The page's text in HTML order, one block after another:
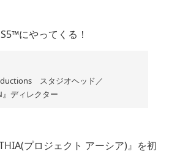
スタジオヘッド／
』ディレクター
プロジェクト アーシア)』を初